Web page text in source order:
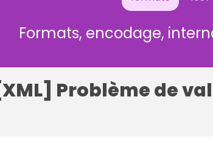
Formats, encodage,
Problème de